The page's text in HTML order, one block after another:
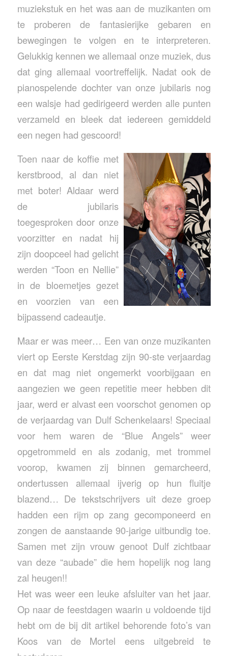
muziekstuk en het was aan de muzikanten om
te proberen de fantasierijke gebaren en
bewegingen te volgen en te interpreteren.
Gelukkig kennen we allemaal onze muziek, dus
dat ging allemaal voortreffelijk. Nadat ook de
pianospelende dochter van onze jubilaris nog
een walsje had gedirigeerd werden alle punten
verzameld en bleek dat iedereen gemiddeld
een negen had gescoord!
Toen naar de koffie met
kerstbrood, al dan niet
met boter! Aldaar werd
de jubilaris
toegesproken door onze
voorzitter en nadat hij
zijn doopceel had gelicht
werden “Toon en Nellie”
in de bloemetjes gezet
en voorzien van een
bijpassend cadeautje.
Maar er was meer… Een van onze muzikanten
viert op Eerste Kerstdag zijn 90-ste verjaardag
en dat mag niet ongemerkt voorbijgaan en
aangezien we geen repetitie meer hebben dit
jaar, werd er alvast een voorschot genomen op
de verjaardag van Dulf Schenkelaars! Speciaal
voor hem waren de “Blue Angels” weer
opgetrommeld en als zodanig, met trommel
voorop, kwamen zij binnen gemarcheerd,
ondertussen allemaal ijverig op hun fluitje
blazend… De tekstschrijvers uit deze groep
hadden een rijm op zang gecomponeerd en
zongen de aanstaande 90-jarige uitbundig toe.
Samen met zijn vrouw genoot Dulf zichtbaar
van deze “aubade” die hem hopelijk nog lang
zal heugen!!
Het was weer een leuke afsluiter van het jaar.
Op naar de feestdagen waarin u voldoende tijd
hebt om de bij dit artikel behorende foto’s van
Koos van de Mortel eens uitgebreid te